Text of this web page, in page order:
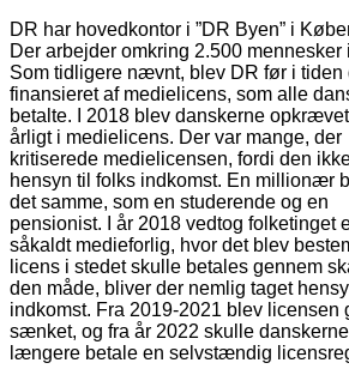
DR har hovedkontor i ”DR Byen” i
Der arbejder omkring 2.500 mennesker
Som tidligere nævnt, blev DR før i tiden
finansieret af medielicens, som alle
betalte. I 2018 blev danskerne
årligt i medielicens. Der var mange, der
kritiserede medielicensen, fordi den
hensyn til folks indkomst. En millionær
det samme, som en studerende og en
pensionist. I år 2018 vedtog folketinget
såkaldt medieforlig, hvor det blev
licens i stedet skulle betales gennem
den måde, bliver der nemlig taget
indkomst. Fra 2019-2021 blev licensen
sænket, og fra år 2022 skulle
længere betale en selvstændig